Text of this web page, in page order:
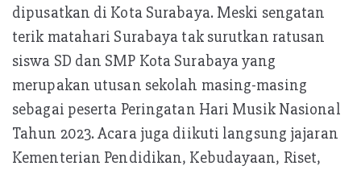
dipusatkan di Kota Surabaya. Meski sengatan
terik matahari Surabaya tak surutkan ratusan
siswa SD dan SMP Kota Surabaya yang
merupakan utusan sekolah masing-masing
sebagai peserta Peringatan Hari Musik Nasional
Tahun 2023. Acara juga diikuti langsung jajaran
Kementerian Pendidikan, Kebudayaan, Riset,